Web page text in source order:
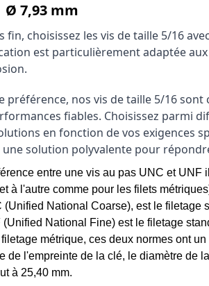
Ø 7,93 mm
fin, choisissez les vis de taille 5/16
est particulièrement adaptée
préférence, nos vis de taille 5/16
fiables. Choisissez parmi
en fonction de vos exigences
une solution polyvalente pour
entre une vis au pas UNC et
à l'autre comme pour les filets
(Unified National Coarse), est le filetage
(Unified National Fine) est le filetage
métrique, ces deux normes ont un
de l'empreinte de la clé, le diamètre de
à 25,40 mm.